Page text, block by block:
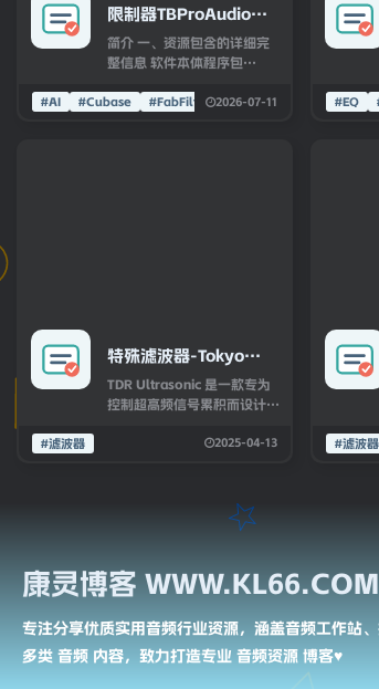
限制器TBProAudio
LAxLimit5 v5.0.1
WiN/MacOS
简介 一、资源包含的详细完
整信息 软件本体程序包
适配 64 位系统，包含
#AI #Cubase #FabFilter 2026-07-11 #EQ
特殊滤波器-Tokyo
Dawn Labs TDR
Ultrasonic v1.0.2-
TDR Ultrasonic 是一款专为
控制超高频信号累积而设计的
处理或播放链路。其核心功能
括峰值限制器、创意失真设
备、压缩器及其他调制类效果
播放系统（程度较轻）同样会
呈现非线性特性。 非线性系
统产生的总失真度会随输入信
对可听频段与不可听频段均
#滤波器 2025-04-13 #滤波器
康灵博客 WWW.KL66.COM
专注分享优质实用音频行业资源，涵盖音频工作站
多类 音频 内容，致力打造专业 音频资源 博客♥